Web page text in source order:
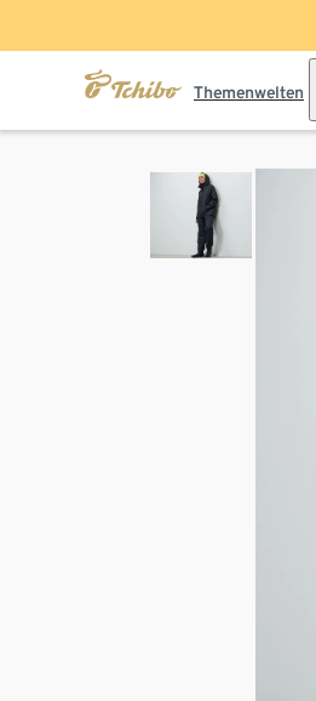
Themenwelten